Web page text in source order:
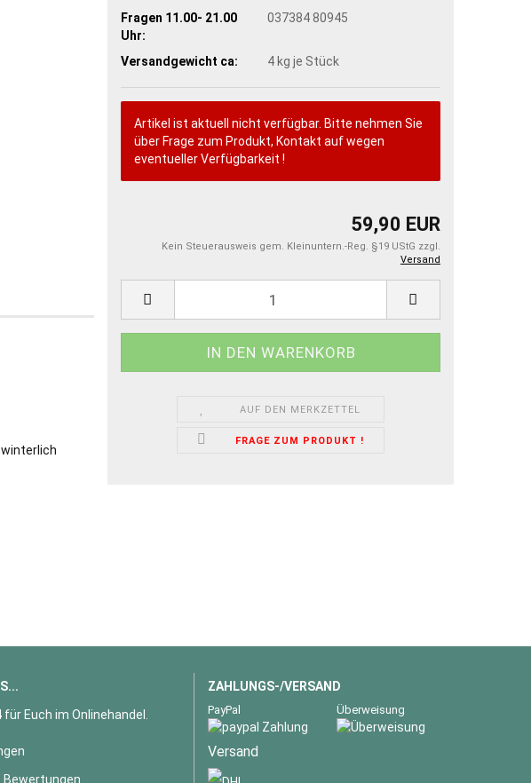
Fragen 11.00- 21.00
Uhr:
037384 80945
Versandgewicht ca: 4 kg je Stück
Artikel ist aktuell nicht verfügbar. Bitte nehmen Sie
über Frage zum Produkt, Kontakt auf wegen
eventueller Verfügbarkeit !
59,90 EUR
Kein Steuerausweis gem. Kleinuntern.-Reg. §19 UStG zzgl.
Versand
AUF DEN MERKZETTEL
FRAGE ZUM PRODUKT !
für Euch im Onlinehandel.
ZAHLUNGS-/VERSAND
PayPal Überweisung
Versand